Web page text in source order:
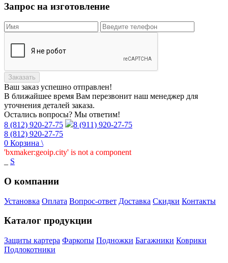
Запрос на изготовление
Заказать
Ваш заказ успешно отправлен!
В ближайшее время Вам перезвонит наш менеджер для
уточнения деталей заказа.
Остались вопросы? Мы ответим!
8 (812) 920-27-75
8 (911) 920-27-75
8 (812) 920-27-75
0 Корзина \
'bxmaker:geoip.city' is not a component
S
О компании
Установка Оплата Вопрос-ответ Доставка Скидки Контакты
Каталог продукции
Защиты картера Фаркопы Подножки Багажники Коврики
Подлокотники